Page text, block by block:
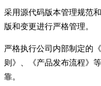
采用源代码版本管理规范
版和变更进行严格管理。
严格执行公司内部制定的
则》、《产品发布流程》
靠。